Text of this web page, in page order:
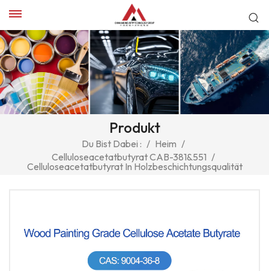
Produkt
Du Bist Dabei : / Heim /
Celluloseacetatbutyrat CAB-381&551 /
Celluloseacetatbutyrat In Holzbeschichtungsqualität